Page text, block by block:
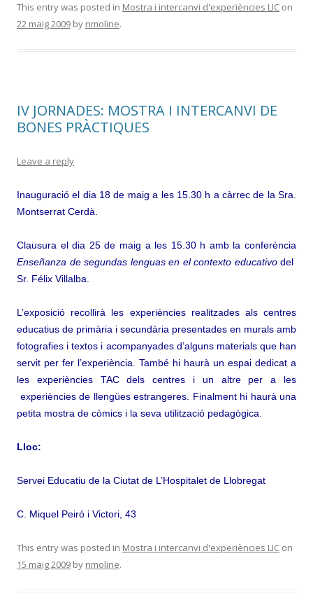
This entry was posted in Mostra i intercanvi d'experiències LIC on
22 maig 2009 by nmoline.
IV JORNADES: MOSTRA I INTERCANVI DE
BONES PRÀCTIQUES
Leave a reply
Inauguració el dia 18 de maig a les 15.30 h a càrrec de la Sra.
Montserrat Cerdà.
Clausura el dia 25 de maig a les 15.30 h amb la conferència
Enseñanza de segundas lenguas en el contexto educativo del
Sr. Félix Villalba.
L’exposició recollirà les experiències realitzades als centres
educatius de primària i secundària presentades en murals amb
fotografies i textos i acompanyades d’alguns materials que han
servit per fer l’experiència. També hi haurà un espai dedicat a
les experiències TAC dels centres i un altre per a les
experiències de llengües estrangeres. Finalment hi haurà una
petita mostra de còmics i la seva utilització pedagògica.
Lloc:
Servei Educatiu de la Ciutat de L’Hospitalet de Llobregat
C. Miquel Peiró i Victori, 43
This entry was posted in Mostra i intercanvi d'experiències LIC on
15 maig 2009 by nmoline.